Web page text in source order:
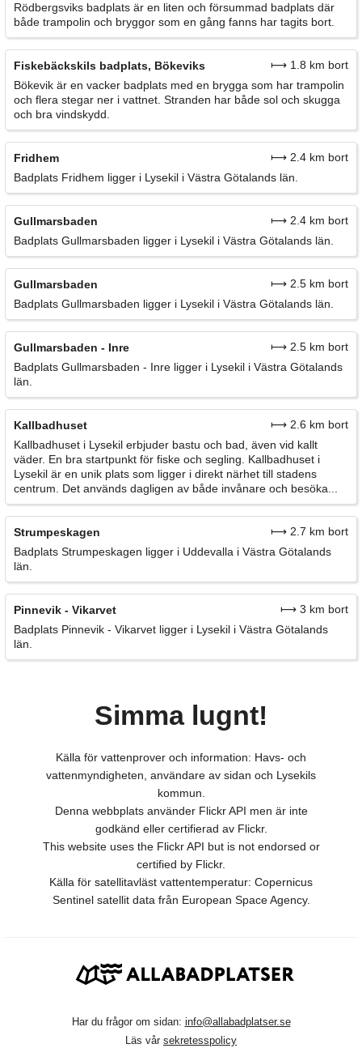
Rödbergsviks badplats är en liten och försummad badplats där
både trampolin och bryggor som en gång fanns har tagits bort.
Fiskebäckskils badplats, Bökeviks
⟼ 1.8 km bort
Bökevik är en vacker badplats med en brygga som har trampolin
och flera stegar ner i vattnet. Stranden har både sol och skugga
och bra vindskydd.
Fridhem
⟼ 2.4 km bort
Badplats Fridhem ligger i Lysekil i Västra Götalands län.
Gullmarsbaden
⟼ 2.4 km bort
Badplats Gullmarsbaden ligger i Lysekil i Västra Götalands län.
Gullmarsbaden
⟼ 2.5 km bort
Badplats Gullmarsbaden ligger i Lysekil i Västra Götalands län.
Gullmarsbaden - Inre
⟼ 2.5 km bort
Badplats Gullmarsbaden - Inre ligger i Lysekil i Västra Götalands
län.
Kallbadhuset
⟼ 2.6 km bort
Kallbadhuset i Lysekil erbjuder bastu och bad, även vid kallt
väder. En bra startpunkt för fiske och segling. Kallbadhuset i
Lysekil är en unik plats som ligger i direkt närhet till stadens
centrum. Det används dagligen av både invånare och besöka...
Strumpeskagen
⟼ 2.7 km bort
Badplats Strumpeskagen ligger i Uddevalla i Västra Götalands
län.
Pinnevik - Vikarvet
⟼ 3 km bort
Badplats Pinnevik - Vikarvet ligger i Lysekil i Västra Götalands
län.
Simma lugnt!
Källa för vattenprover och information: Havs- och
vattenmyndigheten, användare av sidan och Lysekils
kommun.
Denna webbplats använder Flickr API men är inte
godkänd eller certifierad av Flickr.
This website uses the Flickr API but is not endorsed or
certified by Flickr.
Källa för satellitavläst vattentemperatur: Copernicus
Sentinel satellit data från European Space Agency.
Har du frågor om sidan: info@allabadplatser.se
Läs vår sekretesspolicy